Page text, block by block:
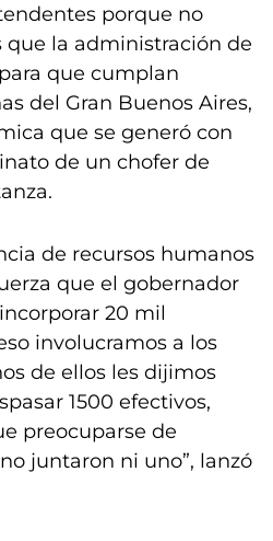
porque no
que la administración de
que cumplan
del Gran Buenos Aires,
que se generó con
de un chofer de
de recursos humanos
que el gobernador
20 mil
involucramos a los
de ellos les dijimos
1500 efectivos,
preocuparse de
juntaron ni uno”, lanzó